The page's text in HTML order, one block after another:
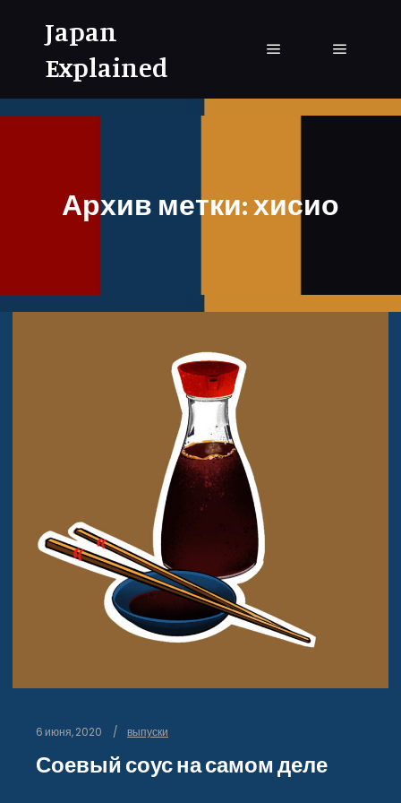
Japan
Explained
Архив метки:хисио
6 июня, 2020 выпуски
Соевый соус на самом деле